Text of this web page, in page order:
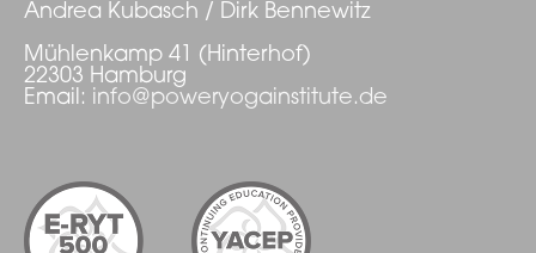
Andrea Kubasch / Dirk Bennewitz
Mühlenkamp 41 (Hinterhof)
22303 Hamburg
Email: info@poweryogainstitute.de